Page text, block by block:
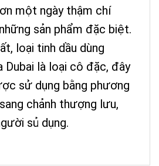
một ngày thậm chí
sản phẩm đặc biệt.
loại tinh dầu dùng
là loại cô đặc, đây
sử dụng bằng phương
chảnh thượng lưu,
sủ dụng.